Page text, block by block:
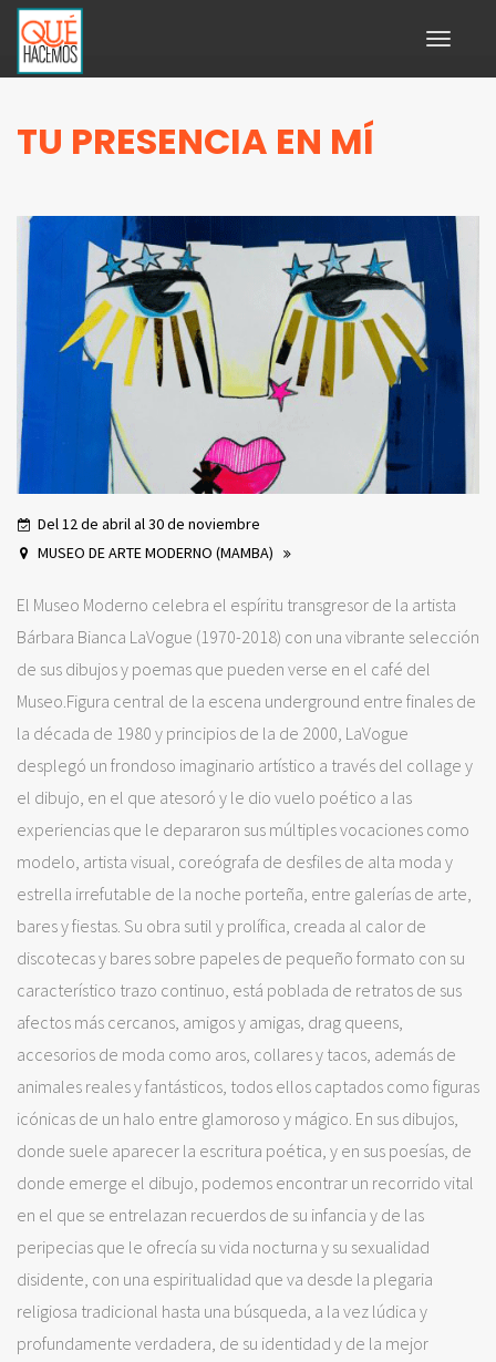
Toggle
TU PRESENCIA EN MÍ
Del 12 de abril al 30 de noviembre
MUSEO DE ARTE MODERNO (MAMBA)
El Museo Moderno celebra el espíritu transgresor de la artista
Bárbara Bianca LaVogue (1970-2018) con una vibrante selección
de sus dibujos y poemas que pueden verse en el café del
Museo.Figura central de la escena underground entre finales de
la década de 1980 y principios de la de 2000, LaVogue
desplegó un frondoso imaginario artístico a través del collage y
el dibujo, en el que atesoró y le dio vuelo poético a las
experiencias que le depararon sus múltiples vocaciones como
modelo, artista visual, coreógrafa de desfiles de alta moda y
estrella irrefutable de la noche porteña, entre galerías de arte,
bares y fiestas. Su obra sutil y prolífica, creada al calor de
discotecas y bares sobre papeles de pequeño formato con su
característico trazo continuo, está poblada de retratos de sus
afectos más cercanos, amigos y amigas, drag queens,
accesorios de moda como aros, collares y tacos, además de
animales reales y fantásticos, todos ellos captados como figuras
icónicas de un halo entre glamoroso y mágico. En sus dibujos,
donde suele aparecer la escritura poética, y en sus poesías, de
donde emerge el dibujo, podemos encontrar un recorrido vital
en el que se entrelazan recuerdos de su infancia y de las
peripecias que le ofrecía su vida nocturna y su sexualidad
disidente, con una espiritualidad que va desde la plegaria
religiosa tradicional hasta una búsqueda, a la vez lúdica y
profundamente verdadera, de su identidad y de la mejor